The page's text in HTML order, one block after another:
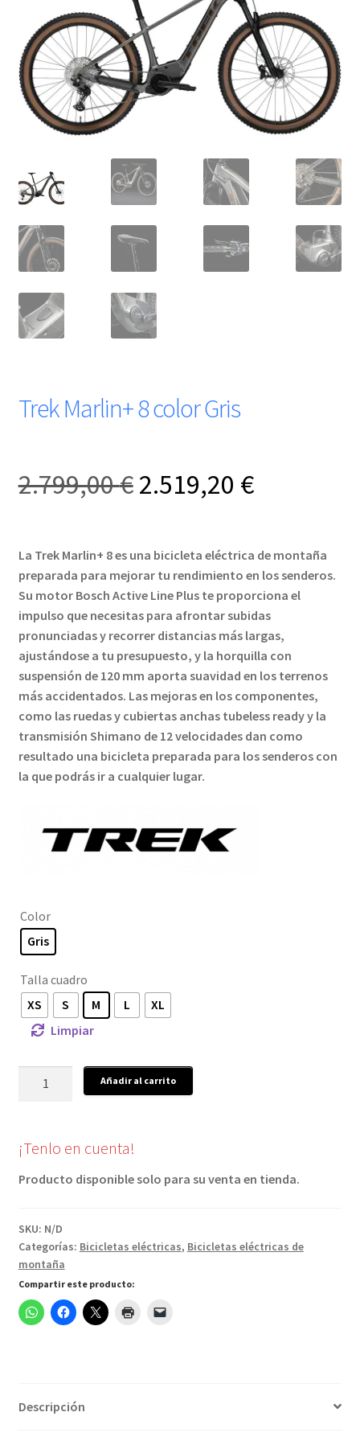
Trek Marlin+ 8 color Gris
2.799,00€El
original
era:
2.799,00 €.
2.519,20 €El
actual
es:
2.519,20
La Trek Marlin+ 8 es una bicicleta eléctrica de montaña
preparada para mejorar tu rendimiento en los senderos.
Su motor Bosch Active Line Plus te proporciona el
impulso que necesitas para afrontar subidas
pronunciadas y recorrer distancias más largas,
ajustándose a tu presupuesto, y la horquilla con
suspensión de 120 mm aporta suavidad en los terrenos
más accidentados. Las mejoras en los componentes,
como las ruedas y cubiertas anchas tubeless ready y la
transmisión Shimano de 12 velocidades dan como
resultado una bicicleta preparada para los senderos con
la que podrás ir a cualquier lugar.
Color
Gris
Talla cuadro
XS
S M L
XL
Limpiar
Gris
cantidad
Añadir al carrito
¡Tenlo en cuenta!
Producto disponible solo para su venta en tienda.
SKU: N/D
Categorías: Bicicletas eléctricas, Bicicletas eléctricas de
montaña
Compartir este producto:
Descripción